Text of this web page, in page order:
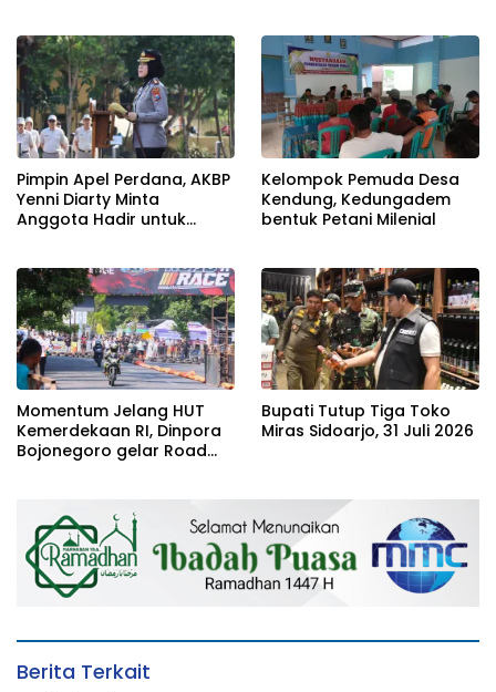
Pimpin Apel Perdana, AKBP
Yenni Diarty Minta
Anggota Hadir untuk
Kelompok Pemuda Desa
Kendung, Kedungadem
bentuk Petani Milenial
Momentum Jelang HUT
Kemerdekaan RI, Dinpora
Bojonegoro gelar Road
Bupati Tutup Tiga Toko
Miras Sidoarjo, 31 Juli 2026
Berita Terkait